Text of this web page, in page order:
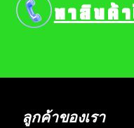
ลูกค้าของเรา
หาสินค้